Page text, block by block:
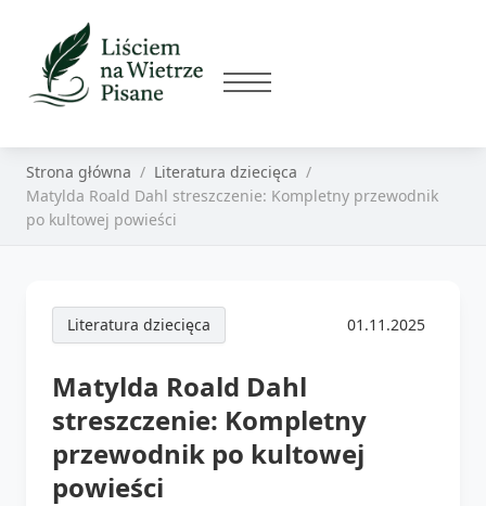
Strona główna
Literatura dziecięca
Matylda Roald Dahl streszczenie: Kompletny przewodnik
po kultowej powieści
Literatura dziecięca 01.11.2025
Matylda Roald Dahl
streszczenie: Kompletny
przewodnik po kultowej
powieści